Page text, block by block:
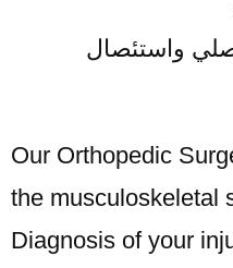
واستئصال
Our Orthopedic
the musculoskeletal
Diagnosis of your